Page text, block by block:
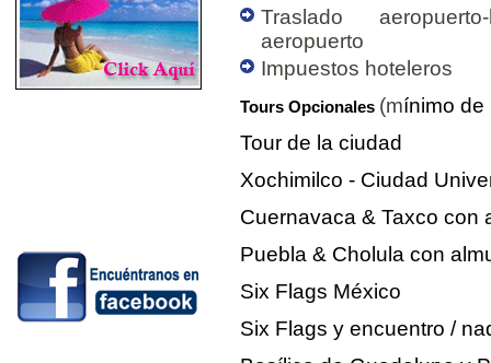
Traslado aeropuerto-
aeropuerto
Impuestos hoteleros
Tours Opcionales (mínimo de
Tour de la ciudad
Xochimilco - Ciudad
Cuernavaca & Taxco con
Puebla & Cholula con
Six Flags México
Six Flags y encuentro /